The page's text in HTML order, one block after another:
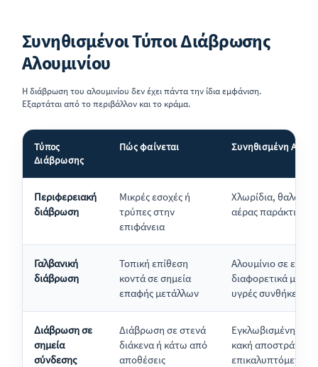
Συνηθισμένοι Τύποι Διάβρωσης
Αλουμινίου
Η διάβρωση του αλουμινίου δεν έχει πάντα την ίδια εμφάνιση.
Εξαρτάται από το περιβάλλον και το κράμα.
Τύπος
Διάβρωσης
Πώς φαίνεται Συνηθισμένη Αιτία
Περιφερειακή
διάβρωση
Μικρές εσοχές ή
τρύπες στην
επιφάνεια
Χλωρίδια,
αέρας παράκτιων
Γαλβανική
διάβρωση
Τοπική επίθεση
κοντά σε σημεία
επαφής μετάλλων
Αλουμίνιο σε
διαφορετικά
υγρές συνθήκες
Διάβρωση σε
σημεία
σύνδεσης
Διάβρωση σε στενά
διάκενα ή κάτω από
αποθέσεις
Εγκλωβισμένη
κακή
επικαλυπτόμενες